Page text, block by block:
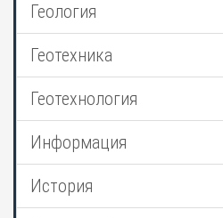
Геология
Геотехника
Геотехнология
Информация
История